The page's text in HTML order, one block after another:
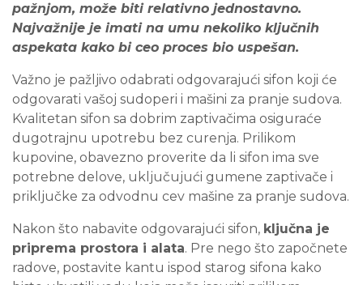
pažnjom, može biti relativno jednostavno.
Najvažnije je imati na umu nekoliko ključnih
aspekata kako bi ceo proces bio uspešan.
Važno je pažljivo odabrati odgovarajući sifon koji će
odgovarati vašoj sudoperi i mašini za pranje sudova.
Kvalitetan sifon sa dobrim zaptivačima osiguraće
dugotrajnu upotrebu bez curenja. Prilikom
kupovine, obavezno proverite da li sifon ima sve
potrebne delove, uključujući gumene zaptivače i
priključke za odvodnu cev mašine za pranje sudova.
Nakon što nabavite odgovarajući sifon, ključna je
priprema prostora i alata. Pre nego što započnete
radove, postavite kantu ispod starog sifona kako